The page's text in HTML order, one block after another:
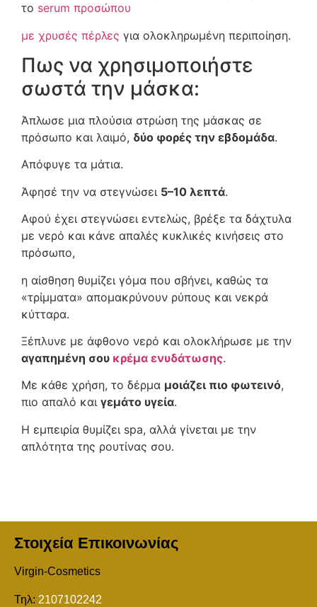
το serum προσώπου
με χρυσές πέρλες για ολοκληρωμένη περιποίηση.
Πως να χρησιμοποιήστε
σωστά την μάσκα:
Άπλωσε μια πλούσια στρώση της μάσκας σε
πρόσωπο και λαιμό, δύο φορές την εβδομάδα.
Απόφυγε τα μάτια.
Άφησέ την να στεγνώσει 5–10 λεπτά.
Αφού έχει στεγνώσει εντελώς, βρέξε τα δάχτυλα
με νερό και κάνε απαλές κυκλικές κινήσεις στο
πρόσωπο,
η αίσθηση θυμίζει γόμα που σβήνει, καθώς τα
«τρίμματα» απομακρύνουν ρύπους και νεκρά
κύτταρα.
Ξέπλυνε με άφθονο νερό και ολοκλήρωσε με την
αγαπημένη σου κρέμα ενυδάτωσης.
Με κάθε χρήση, το δέρμα μοιάζει πιο φωτεινό,
πιο απαλό και γεμάτο υγεία.
Η εμπειρία θυμίζει spa, αλλά γίνεται με την
απλότητα της ρουτίνας σου.
Στοιχεία Επικοινωνίας
Virgin-Cosmetics
Τηλ: 2107102242